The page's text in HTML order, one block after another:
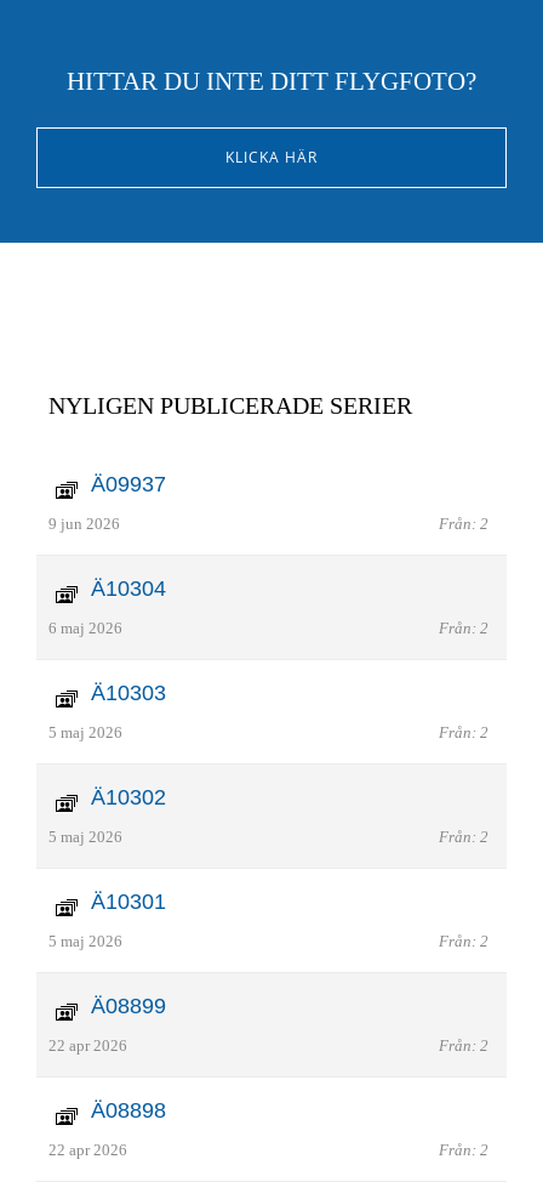
HITTAR DU INTE DITT FLYGFOTO?
KLICKA HÄR
NYLIGEN PUBLICERADE SERIER
Ä09937
9 jun 2026 Från: 2
Ä10304
6 maj 2026 Från: 2
Ä10303
5 maj 2026 Från: 2
Ä10302
5 maj 2026 Från: 2
Ä10301
5 maj 2026 Från: 2
Ä08899
22 apr 2026 Från: 2
Ä08898
22 apr 2026 Från: 2